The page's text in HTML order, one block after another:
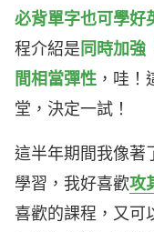
必背單字也可學好
程介紹是 同時加強
間相當彈性 ，哇
堂，決定一試！
這半年期間我像著
學習，我好喜歡攻
喜歡的課程，又可